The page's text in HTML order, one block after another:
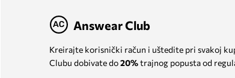
Answear Club
Kreirajte korisnički račun i uštedite pri svakoj
Clubu dobivate do20%trajnog popusta od